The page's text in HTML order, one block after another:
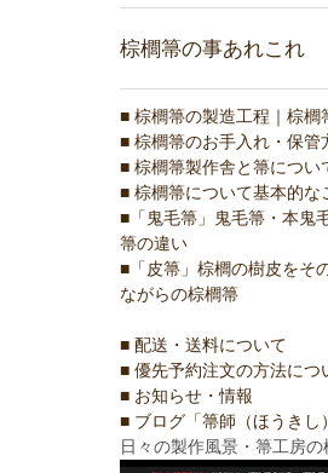
棕櫚箒の事あれこれ
■ 棕櫚箒の製造工程｜棕櫚
■ 棕櫚箒のお手入れ・保管
■ 棕櫚箒製作舎と箒につい
■ 棕櫚箒について基本的な
■「鬼毛箒」鬼毛箒・本鬼
箒の違い
■「皮箒」棕櫚の樹皮をそ
ながらの棕櫚箒
■ 配送・送料について
■ 優先予約注文の方法につ
■ お知らせ・情報
■ ブログ「箒師（ほうきし
日々の製作風景・箒工房の